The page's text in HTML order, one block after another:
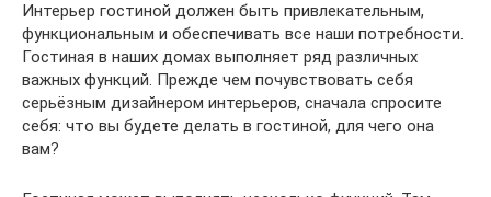
Интерьер гостиной должен быть привлекательным,
функциональным и обеспечивать все наши потребности.
Гостиная в наших домах выполняет ряд различных
важных функций. Прежде чем почувствовать себя
серьёзным дизайнером интерьеров, сначала спросите
себя: что вы будете делать в гостиной, для чего она
вам?